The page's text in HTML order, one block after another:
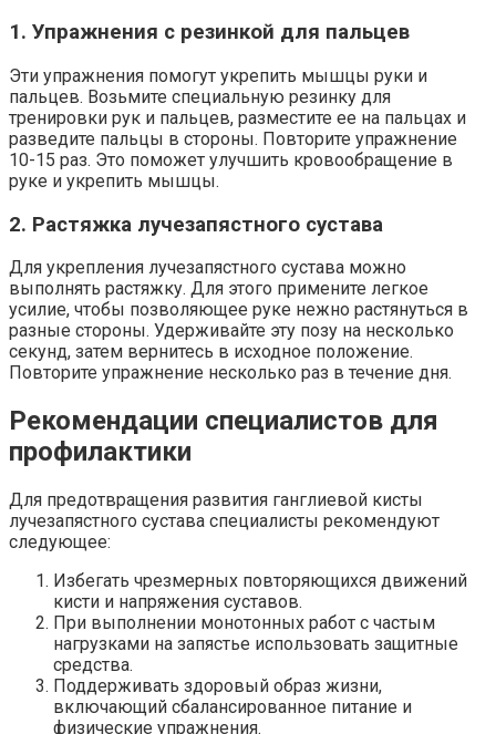
1. Упражнения с резинкой для пальцев
Эти упражнения помогут укрепить мышцы руки и
пальцев. Возьмите специальную резинку для
тренировки рук и пальцев, разместите ее на пальцах и
разведите пальцы в стороны. Повторите упражнение
10-15 раз. Это поможет улучшить кровообращение в
руке и укрепить мышцы.
2. Растяжка лучезапястного сустава
Для укрепления лучезапястного сустава можно
выполнять растяжку. Для этого примените легкое
усилие, чтобы позволяющее руке нежно растянуться в
разные стороны. Удерживайте эту позу на несколько
секунд, затем вернитесь в исходное положение.
Повторите упражнение несколько раз в течение дня.
Рекомендации специалистов для
профилактики
Для предотвращения развития ганглиевой кисты
лучезапястного сустава специалисты рекомендуют
следующее:
Избегать чрезмерных повторяющихся движений
кисти и напряжения суставов.
При выполнении монотонных работ с частым
нагрузками на запястье использовать защитные
средства.
Поддерживать здоровый образ жизни,
включающий сбалансированное питание и
физические упражнения.